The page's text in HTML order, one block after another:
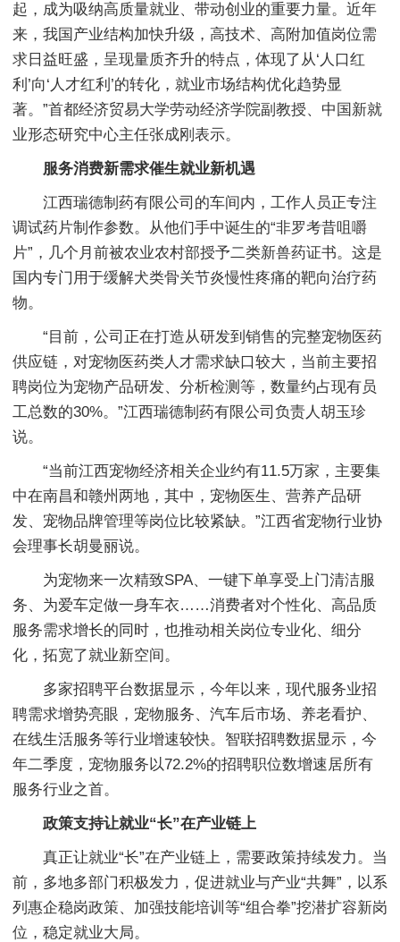
起，成为吸纳高质量就业、带动创业的重要力量。近年
来，我国产业结构加快升级，高技术、高附加值岗位需
求日益旺盛，呈现量质齐升的特点，体现了从‘人口红
利’向‘人才红利’的转化，就业市场结构优化趋势显
著。”首都经济贸易大学劳动经济学院副教授、中国新就
业形态研究中心主任张成刚表示。
服务消费新需求催生就业新机遇
江西瑞德制药有限公司的车间内，工作人员正专注
调试药片制作参数。从他们手中诞生的“非罗考昔咀嚼
片”，几个月前被农业农村部授予二类新兽药证书。这是
国内专门用于缓解犬类骨关节炎慢性疼痛的靶向治疗药
物。
“目前，公司正在打造从研发到销售的完整宠物医药
供应链，对宠物医药类人才需求缺口较大，当前主要招
聘岗位为宠物产品研发、分析检测等，数量约占现有员
工总数的30%。”江西瑞德制药有限公司负责人胡玉珍
说。
“当前江西宠物经济相关企业约有11.5万家，主要集
中在南昌和赣州两地，其中，宠物医生、营养产品研
发、宠物品牌管理等岗位比较紧缺。”江西省宠物行业协
会理事长胡曼丽说。
为宠物来一次精致SPA、一键下单享受上门清洁服
务、为爱车定做一身车衣……消费者对个性化、高品质
服务需求增长的同时，也推动相关岗位专业化、细分
化，拓宽了就业新空间。
多家招聘平台数据显示，今年以来，现代服务业招
聘需求增势亮眼，宠物服务、汽车后市场、养老看护、
在线生活服务等行业增速较快。智联招聘数据显示，今
年二季度，宠物服务以72.2%的招聘职位数增速居所有
服务行业之首。
政策支持让就业“长”在产业链上
真正让就业“长”在产业链上，需要政策持续发力。当
前，多地多部门积极发力，促进就业与产业“共舞”，以系
列惠企稳岗政策、加强技能培训等“组合拳”挖潜扩容新岗
位，稳定就业大局。